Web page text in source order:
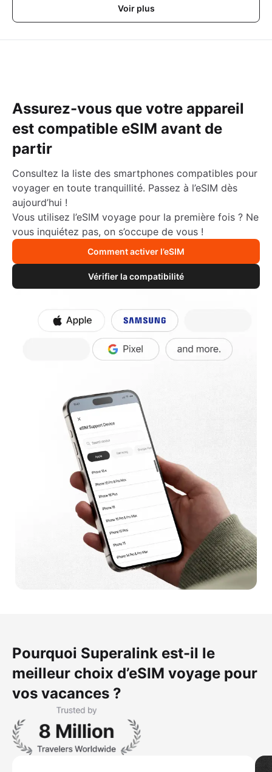
Voir plus
Assurez-vous que votre appareil
est compatible eSIM avant de
partir
Consultez la liste des smartphones compatibles pour
voyager en toute tranquillité. Passez à l’eSIM dès
aujourd’hui !
Vous utilisez l’eSIM voyage pour la première fois ? Ne
vous inquiétez pas, on s’occupe de vous !
Comment activer l’eSIM
Vérifier la compatibilité
Pourquoi Superalink est-il le
meilleur choix d’eSIM voyage pour
vos vacances ?